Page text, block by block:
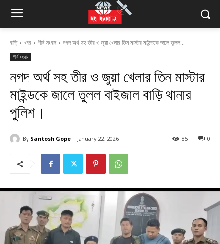
বাড়ি খবর শীর্ষ সংবাদ নগদ অর্থ সহ তীর ও জুয়া খেলার তিন মাস্টার মাইন্ডকে জালে তুলল...
শীর্ষ সংবাদ
নগদ অর্থ সহ তীর ও জুয়া খেলার তিন মাস্টার
মাইন্ডকে জালে তুলল বাইজাল বাড়ি থানার
পুলিশ।
By Santosh Gope January 22, 2026 0
85